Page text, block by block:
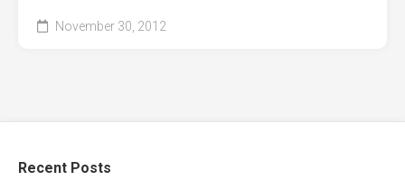
November 30, 2012
Recent Posts